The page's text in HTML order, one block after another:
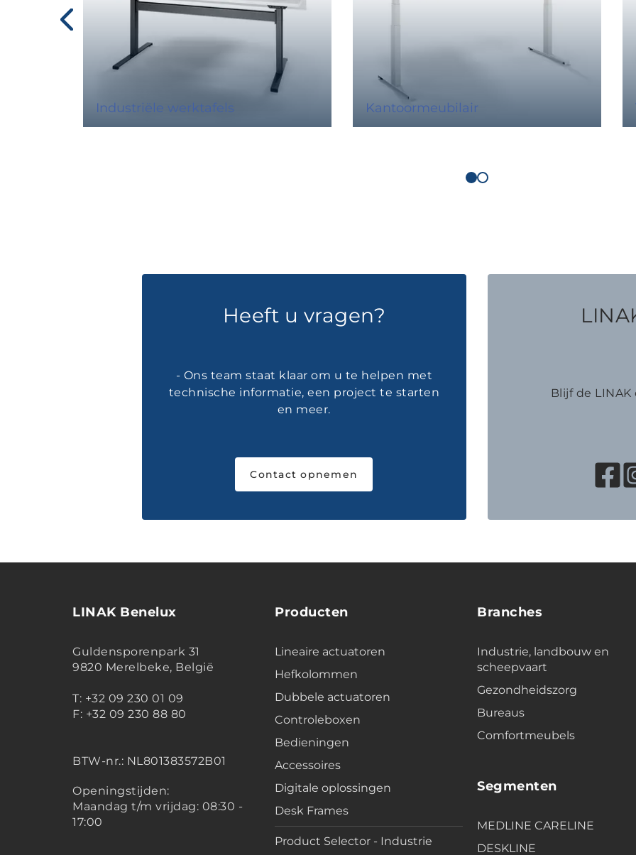
Industriële werktafels Kantoormeubilair
Heeft u vragen?
- Ons team staat klaar om u te helpen met
technische informatie, een project te starten
en meer.
Contact opnemen
Blijf de
LINAK Benelux
Guldensporenpark 31
9820 Merelbeke, België
T: +32 09 230 01 09
F: +32 09 230 88 80
BTW-nr.: NL801383572B01
Openingstijden:
Maandag t/m vrijdag: 08:30 -
17:00
Producten
Lineaire actuatoren
Hefkolommen
Dubbele actuatoren
Controleboxen
Bedieningen
Accessoires
Digitale oplossingen
Desk Frames
Product Selector - Industrie
Branches
Industrie, landbouw en
scheepvaart
Gezondheidszorg
Bureaus
Comfortmeubels
Segmenten
MEDLINE CARELINE
DESKLINE